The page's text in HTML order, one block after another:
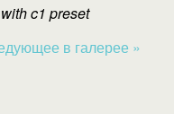
c1 preset
в галерее »